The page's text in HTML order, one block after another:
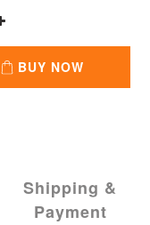
BUY NOW
Shipping &
Payment